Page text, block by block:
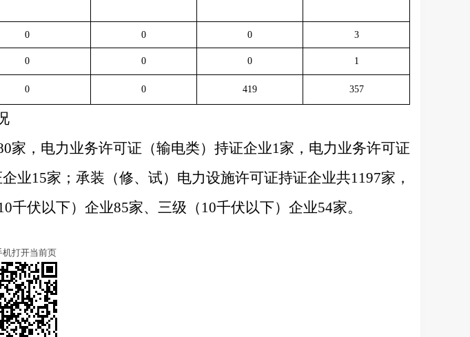
0 0 0 3
0 0 0 1
0 0 419 357
家 ， 电力业务许可证（输电类）持证企业1家，电力业务许可证
业15家 ； 承装（修、试）电力设施许可证持证企业共1197家 ，
千伏以下）企业85家、 三级（ 10千伏以下）企业54家。
机打开当前页